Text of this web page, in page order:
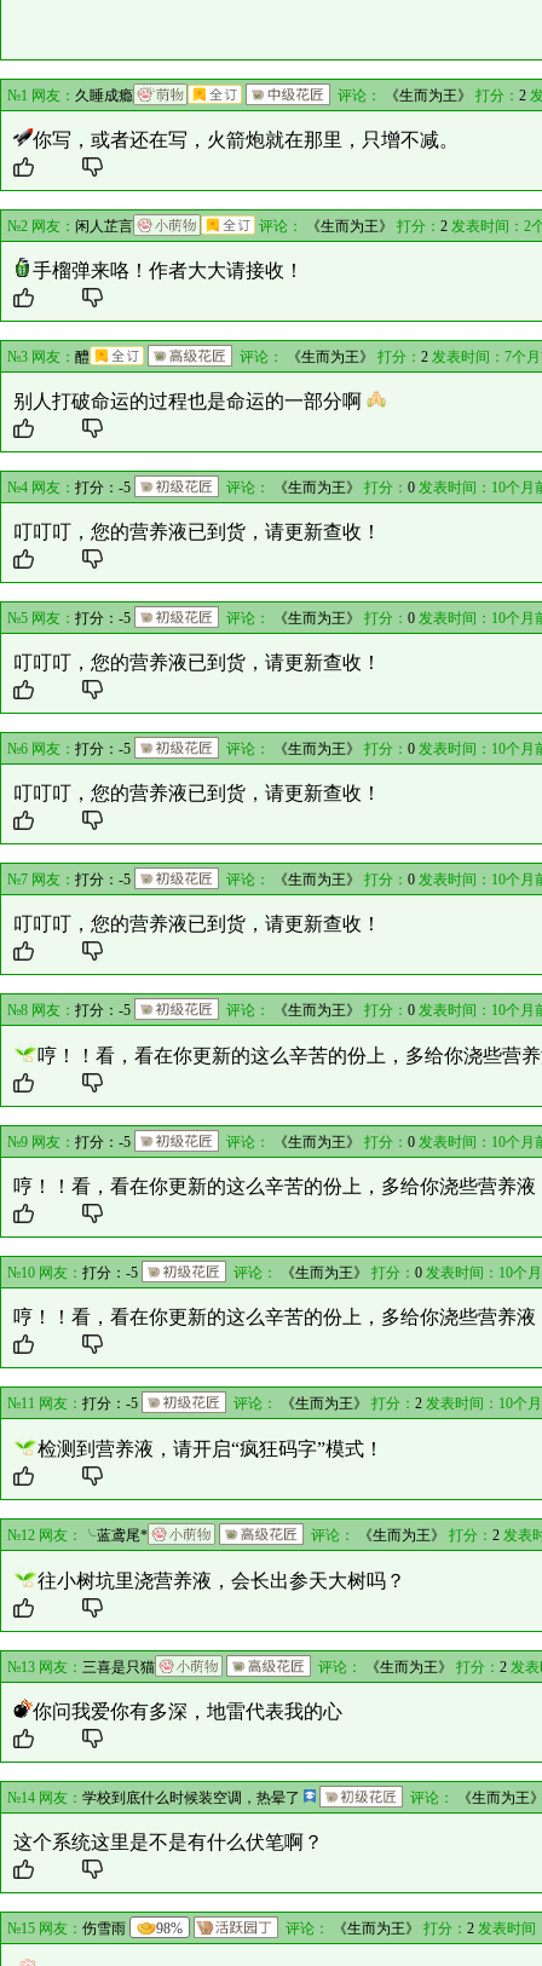
№1 网友： 久睡成瘾 评论： 《生而为王》 打分： 2
你写，或者还在写，火箭炮就在那里，只增不减。
№2 网友： 闲人芷言 评论： 《生而为王》 打分：2 发表时间：2
手榴弹来咯！作者大大请接收！
№3 网友： 醴 评论： 《生而为王》 打分： 2发表时间：7个
别人打破命运的过程也是命运的一部分啊
№4 网友： 打分：-5 评论： 《生而为王》 打分： 0发表时间：10个月
叮叮叮，您的营养液已到货，请更新查收！
№5 网友： 打分：-5 评论： 《生而为王》 打分： 0发表时间：10个月
叮叮叮，您的营养液已到货，请更新查收！
№6 网友： 打分：-5 评论： 《生而为王》 打分： 0发表时间：10个月
叮叮叮，您的营养液已到货，请更新查收！
№7 网友： 打分：-5 评论： 《生而为王》 打分： 0发表时间：10个月
叮叮叮，您的营养液已到货，请更新查收！
№8 网友： 打分：-5 评论： 《生而为王》 打分： 0发表时间：10个月
哼！！看，看在你更新的这么辛苦的份上，多给你浇些营
№9 网友： 打分：-5 评论： 《生而为王》 打分： 0发表时间：10个月
哼！！看，看在你更新的这么辛苦的份上，多给你浇些营养
№10 网友： 打分：-5 评论： 《生而为王》 打分： 0发表时间：10个
哼！！看，看在你更新的这么辛苦的份上，多给你浇些营养
№11 网友： 打分：-5 评论： 《生而为王》 打分： 2发表时间：10个
检测到营养液，请开启“疯狂码字”模式！
№12 网友： ╰蓝鸢尾* 评论： 《生而为王》 打分： 2 发表
往小树坑里浇营养液，会长出参天大树吗？
№13 网友： 三喜是只猫 评论： 《生而为王》 打分： 2 发
你问我爱你有多深，地雷代表我的心
№14 网友： 学校到底什么时候装空调，热晕了 评论： 《生而为王
这个系统这里是不是有什么伏笔啊？
№15 网友： 伤雪雨 98% 评论： 《生而为王》 打分： 2发表时间